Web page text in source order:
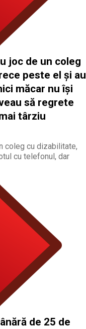
joc de un coleg
peste el și au
măcar nu își
să regrete
târziu
coleg cu dizabilitate,
cu telefonul, dar
de 25 de